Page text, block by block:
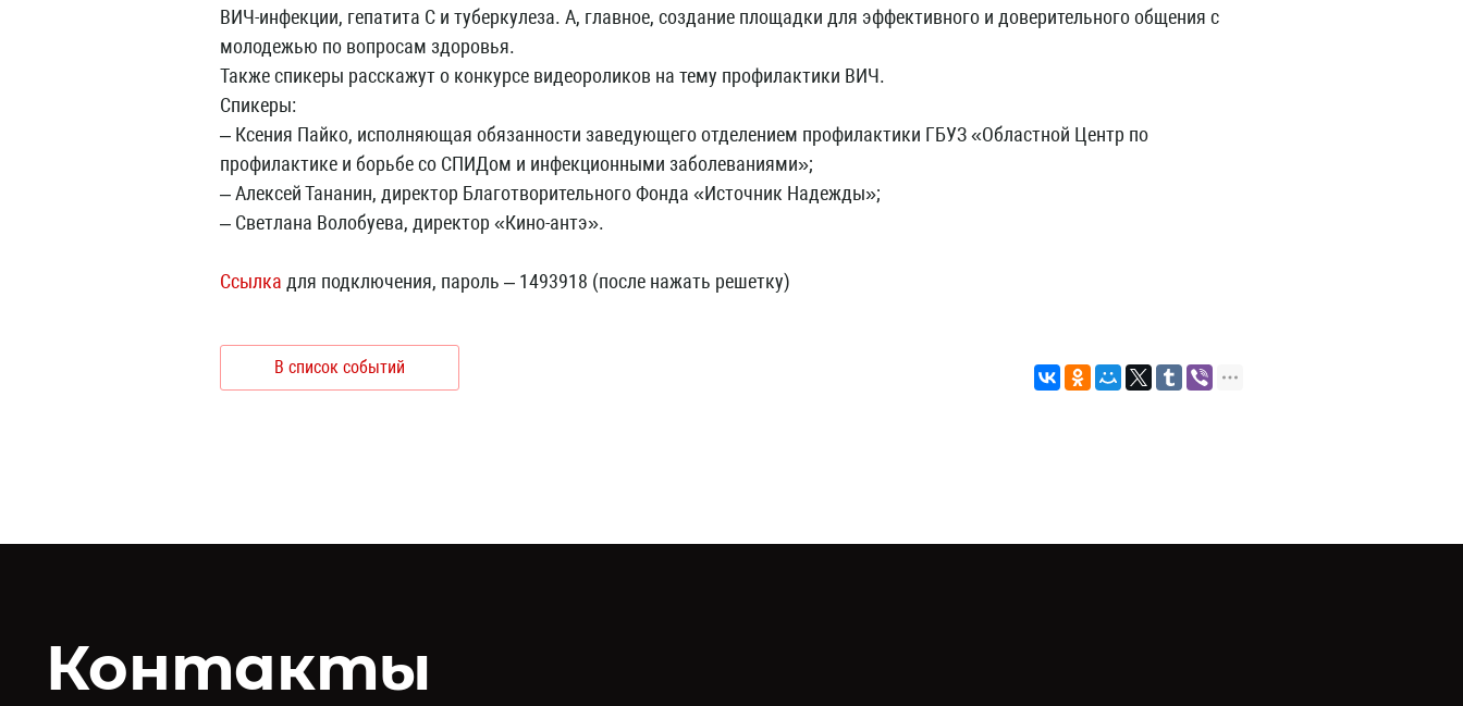
ВИЧ-инфекции, гепатита C и туберкулеза. А, главное, создание площадки для эффективного и доверительного общения с
молодежью по вопросам здоровья.
Также спикеры расскажут о конкурсе видеороликов на тему профилактики ВИЧ.
Спикеры:
– Ксения Пайко, исполняющая обязанности заведующего отделением профилактики ГБУЗ «Областной Центр по
профилактике и борьбе со СПИДом и инфекционными заболеваниями»;
– Алексей Тананин, директор Благотворительного Фонда «Источник Надежды»;
– Светлана Волобуева, директор «Кино-антэ».
Ссылка для подключения, пароль – 1493918 (после нажать решетку)
В список событий
Контакты